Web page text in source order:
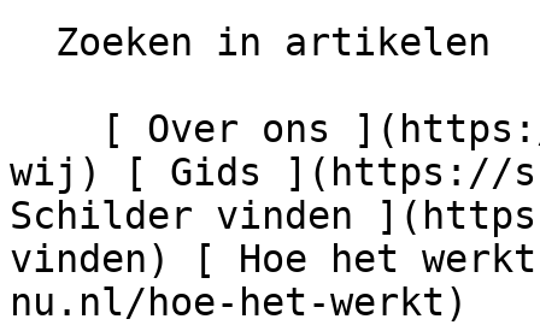
wij) [ Gids ](https://
Schilder vinden
vinden) [ Hoe het
nu.nl/hoe-het-werkt)